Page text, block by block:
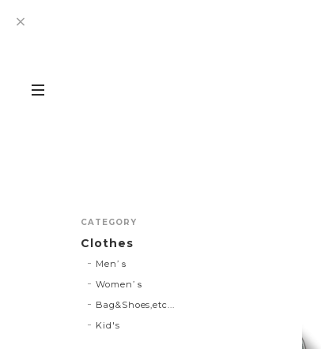
CATEGORY
Clothes
Men’ｓ
Women’ｓ
Bag&Shoes,etc...
Kid's